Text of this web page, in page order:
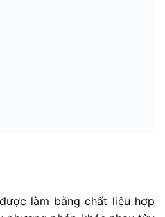
đúc là nhận ra liền bởi sự
của nó so với những chiếc
Đạp vào mắt ngay từ ánh